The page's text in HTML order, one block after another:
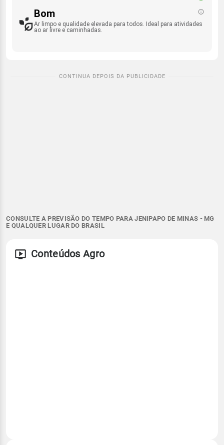
Bom
Ar limpo e qualidade elevada para todos. Ideal para atividades
ao ar livre e caminhadas.
CONSULTE A PREVISÃO DO TEMPO PARA JENIPAPO DE MINAS - MG
E QUALQUER LUGAR DO BRASIL
Conteúdos Agro